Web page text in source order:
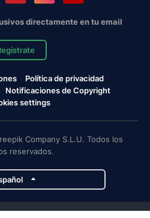
directamente en tu email
Política de privacidad
Notificaciones de Copyright
settings
Company S.L.U. Todos los
reservados.